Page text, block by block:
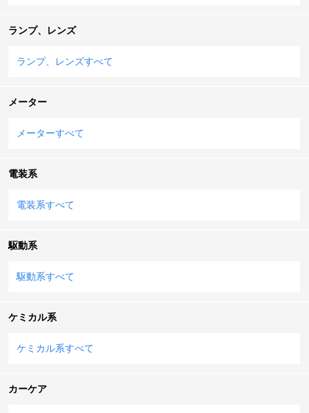
ランプ、レンズ
ランプ、レンズすべて
メーター
メーターすべて
電装系
電装系すべて
駆動系
駆動系すべて
ケミカル系
ケミカル系すべて
カーケア